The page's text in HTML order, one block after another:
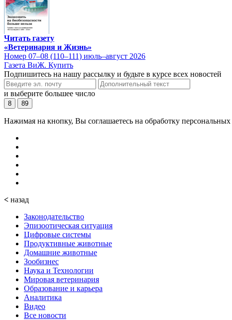
Читать газету
«Ветеринария и Жизнь»
Номер 07–08 (110–111) июль–август 2026
Газета ВиЖ. Купить
Подпишитесь на нашу рассылку и будьте в курсе всех новостей
и выберите большее число
8 89
Нажимая на кнопку, Вы соглашаетесь на обработку
< назад
Законодательство
Эпизоотическая ситуация
Цифровые системы
Продуктивные животные
Домашние животные
Зообизнес
Наука и Технологии
Мировая ветеринария
Образование и карьера
Аналитика
Видео
Все новости